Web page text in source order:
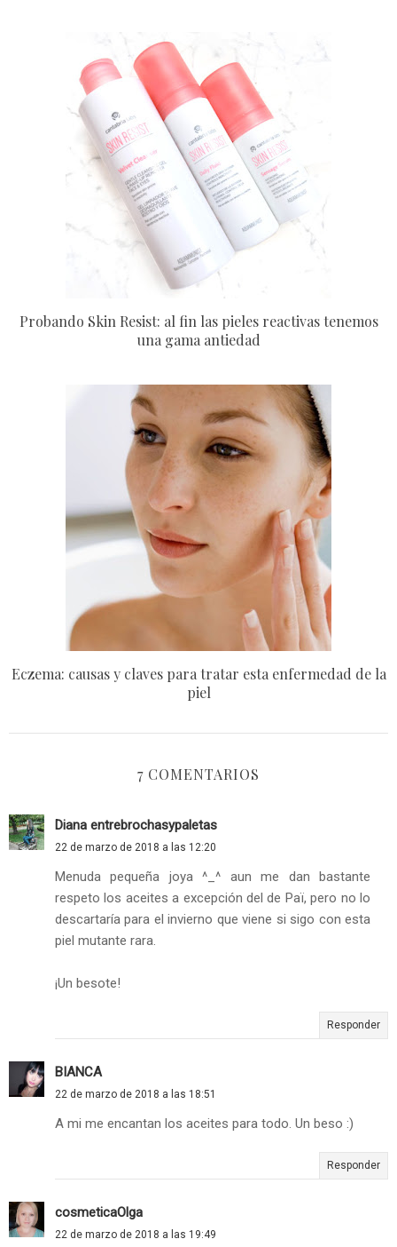
Probando Skin Resist: al fin las pieles reactivas tenemos
una gama antiedad
Eczema: causas y claves para tratar esta enfermedad de la
piel
7 COMENTARIOS
Diana entrebrochasypaletas
22 de marzo de 2018 a las 12:20
Menuda pequeña joya ^_^ aun me dan bastante
respeto los aceites a excepción del de Paï, pero no lo
descartaría para el invierno que viene si sigo con esta
piel mutante rara.
¡Un besote!
Responder
BIANCA
22 de marzo de 2018 a las 18:51
A mi me encantan los aceites para todo. Un beso :)
Responder
cosmeticaOlga
22 de marzo de 2018 a las 19:49